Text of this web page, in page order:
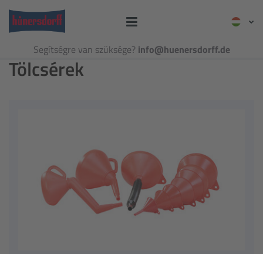
Segítségre van szüksége? info@huenersdorff.de
Tölcsérek